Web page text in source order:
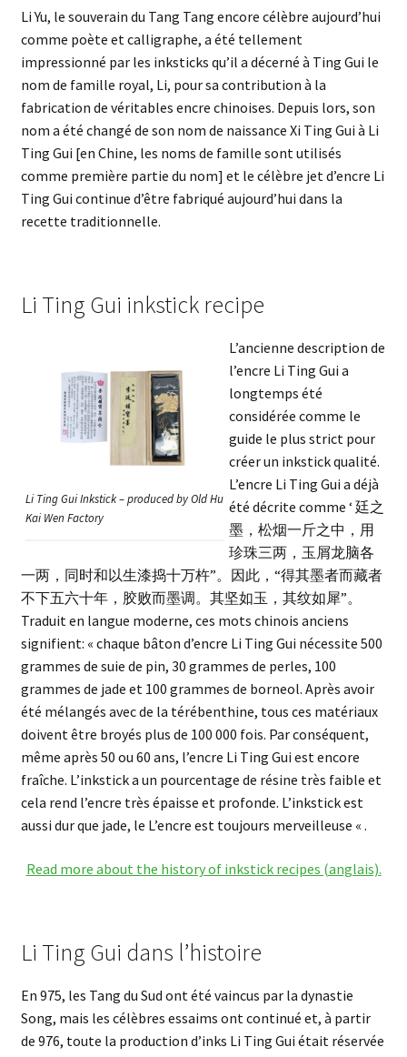
Li Yu, le souverain du Tang Tang encore célèbre aujourd’hui
comme poète et calligraphe, a été tellement
impressionné par les inksticks qu’il a décerné à Ting Gui le
nom de famille royal, Li, pour sa contribution à la
fabrication de véritables encre chinoises. Depuis lors, son
nom a été changé de son nom de naissance Xi Ting Gui à Li
Ting Gui [en Chine, les noms de famille sont utilisés
comme première partie du nom] et le célèbre jet d’encre Li
Ting Gui continue d’être fabriqué aujourd’hui dans la
recette traditionnelle.
Li Ting Gui inkstick recipe
Li Ting Gui Inkstick – produced by Old Hu
Kai Wen Factory
L’ancienne description de
l’encre Li Ting Gui a
longtemps été
considérée comme le
guide le plus strict pour
créer un inkstick qualité.
L’encre Li Ting Gui a déjà
été décrite comme ‘ 廷之
墨，松烟一斤之中，用
珍珠三两，玉屑龙脑各
一两，同时和以生漆捣十万杵”。因此，“得其墨者而藏者
不下五六十年，胶败而墨调。其坚如玉，其纹如犀”。
Traduit en langue moderne, ces mots chinois anciens
signifient: « chaque bâton d’encre Li Ting Gui nécessite 500
grammes de suie de pin, 30 grammes de perles, 100
grammes de jade et 100 grammes de borneol. Après avoir
été mélangés avec de la térébenthine, tous ces matériaux
doivent être broyés plus de 100 000 fois. Par conséquent,
même après 50 ou 60 ans, l’encre Li Ting Gui est encore
fraîche. L’inkstick a un pourcentage de résine très faible et
cela rend l’encre très épaisse et profonde. L’inkstick est
aussi dur que jade, le L’encre est toujours merveilleuse « .
Read more about the history of inkstick recipes (anglais).
Li Ting Gui dans l’histoire
En 975, les Tang du Sud ont été vaincus par la dynastie
Song, mais les célèbres essaims ont continué et, à partir
de 976, toute la production d’inks Li Ting Gui était réservée